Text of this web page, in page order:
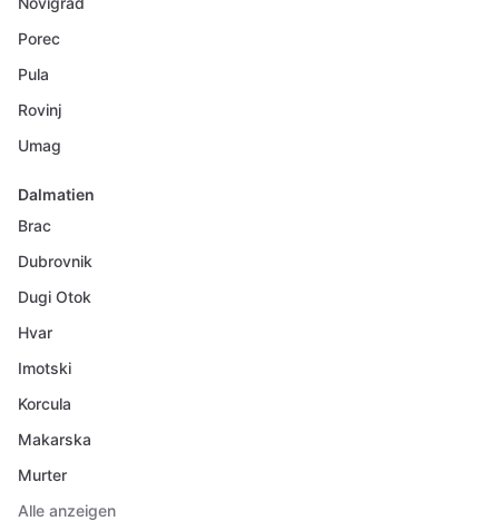
Porec
Pula
Rovinj
Umag
Dalmatien
Brac
Dubrovnik
Dugi Otok
Hvar
Imotski
Korcula
Makarska
Murter
Alle anzeigen